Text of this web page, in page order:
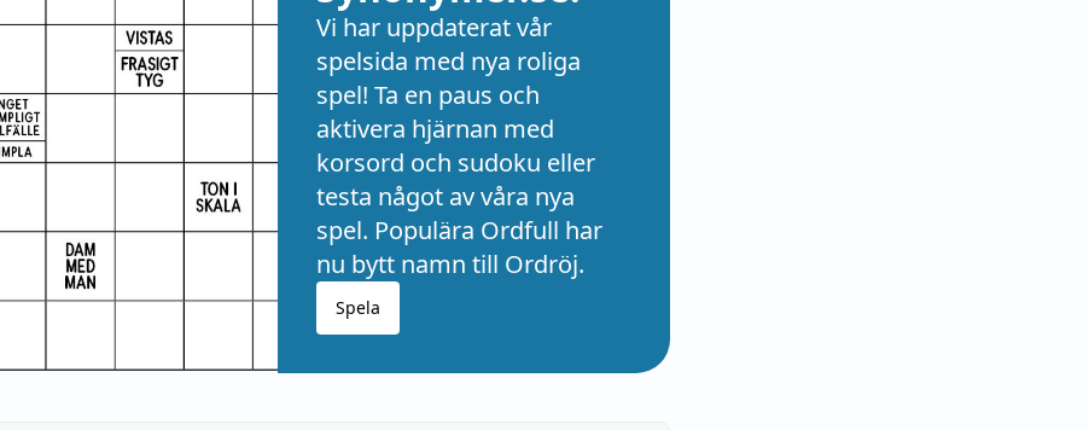
Vi har uppdaterat vår
spelsida med nya roliga
spel! Ta en paus och
aktivera hjärnan med
korsord och sudoku eller
testa något av våra nya
spel. Populära Ordfull har
nu bytt namn till Ordröj.
Spela